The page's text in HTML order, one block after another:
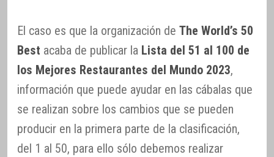
El caso es que la organización de The World’s 50
Best acaba de publicar la Lista del 51 al 100 de
los Mejores Restaurantes del Mundo 2023,
información que puede ayudar en las cábalas que
se realizan sobre los cambios que se pueden
producir en la primera parte de la clasificación,
del 1 al 50, para ello sólo debemos realizar